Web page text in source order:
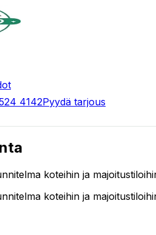
4142Pyydä tarjous
koteihin ja
koteihin ja